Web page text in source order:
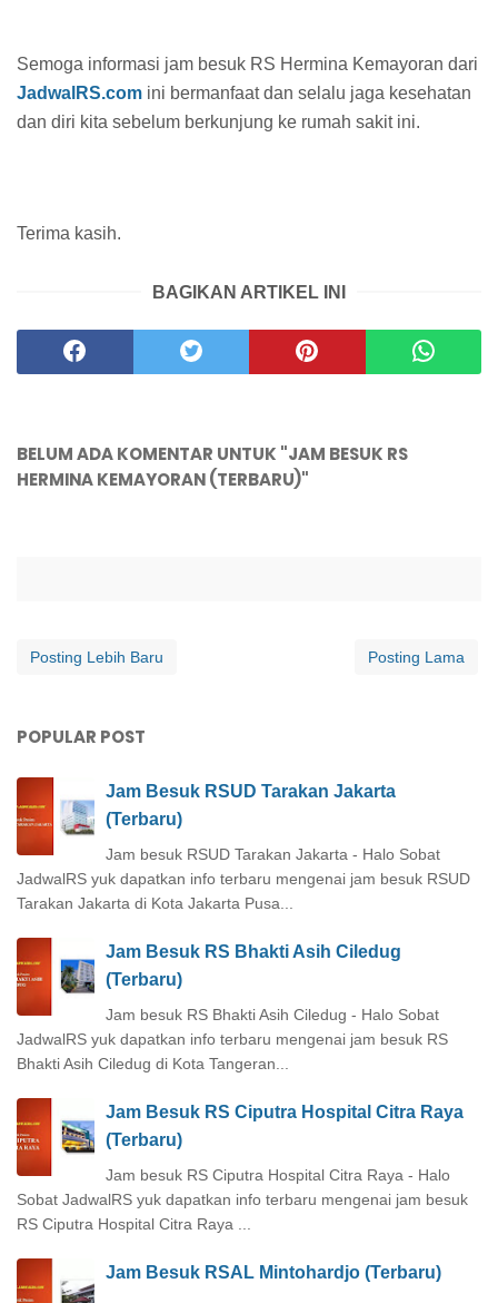
Semoga informasi jam besuk RS Hermina Kemayoran dari
JadwalRS.com ini bermanfaat dan selalu jaga kesehatan
dan diri kita sebelum berkunjung ke rumah sakit ini.
Terima kasih.
BAGIKAN ARTIKEL INI
BELUM ADA KOMENTAR UNTUK "JAM BESUK RS
HERMINA KEMAYORAN (TERBARU)"
Posting Lebih Baru Posting Lama
POPULAR POST
Jam Besuk RSUD Tarakan Jakarta
(Terbaru)
Jam besuk RSUD Tarakan Jakarta - Halo Sobat
JadwalRS yuk dapatkan info terbaru mengenai jam besuk RSUD
Tarakan Jakarta di Kota Jakarta Pusa...
Jam Besuk RS Bhakti Asih Ciledug
(Terbaru)
Jam besuk RS Bhakti Asih Ciledug - Halo Sobat
JadwalRS yuk dapatkan info terbaru mengenai jam besuk RS
Bhakti Asih Ciledug di Kota Tangeran...
Jam Besuk RS Ciputra Hospital Citra Raya
(Terbaru)
Jam besuk RS Ciputra Hospital Citra Raya - Halo
Sobat JadwalRS yuk dapatkan info terbaru mengenai jam besuk
RS Ciputra Hospital Citra Raya ...
Jam Besuk RSAL Mintohardjo (Terbaru)